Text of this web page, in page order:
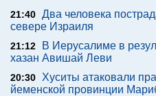
21:40 Два человека
севере Израиля
21:12
В Иерусалиме в
хазан Авишай Леви
20:30
Хуситы атаковали
йеменской провинции